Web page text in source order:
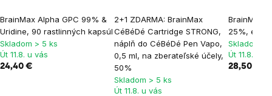
BrainMax Alpha GPC 99% &
Uridine, 90 rastlinných kapsúl
Skladom > 5 ks
Út 11.8. u vás
24,40 €
2+1 ZDARMA: BrainMax
CéBéDé Cartridge STRONG,
náplň do CéBéDé Pen Vapo,
0,5 ml, na zberateľské účely,
50%
Skladom > 5 ks
Út 11.8. u vás
BrainMax
25%,
Skladom >
Út 11.8. u
28,50 €